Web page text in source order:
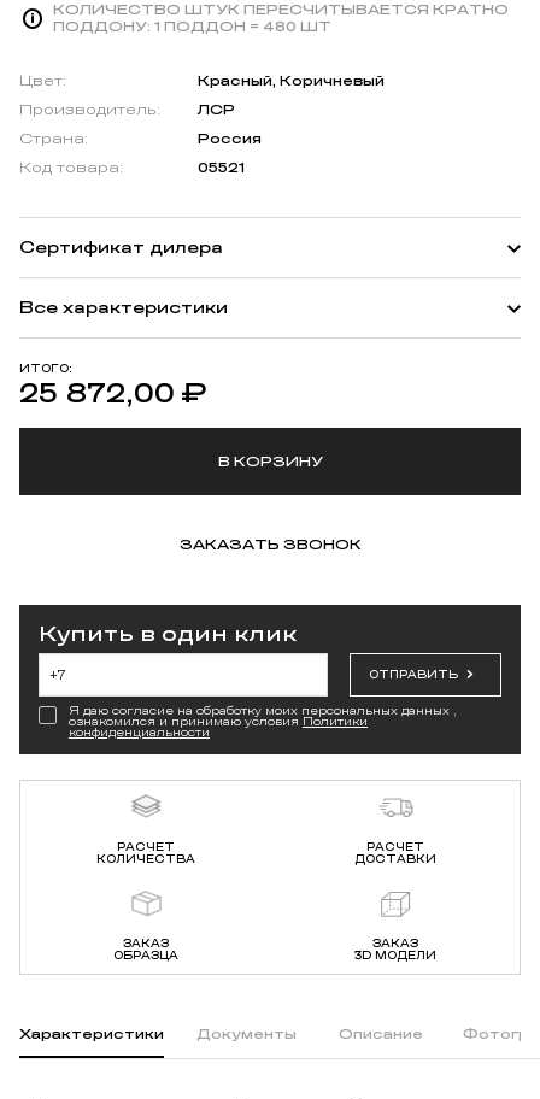
КОЛИЧЕСТВО ШТУК ПЕРЕСЧИТЫВАЕТСЯ КРАТНО
ПОДДОНУ: 1 ПОДДОН = 480 ШТ
ИТОГО:
25 872,00 ₽
В КОРЗИНУ
ЗАКАЗАТЬ ЗВОНОК
Цвет:
Красный, Коричневый
Производитель:
ЛСР
Страна:
Россия
Код товара:
05521
Все характеристики
Сертификат дилера
Купить в один клик
ОТПРАВИТЬ
Я даю согласие на обработку моих персональных данных ,
ознакомился и принимаю условия Политики
конфиденциальности
РАСЧЕТ
КОЛИЧЕСТВА
РАСЧЕТ
ДОСТАВКИ
ЗАКАЗ
ОБРАЗЦА
ЗАКАЗ
3D МОДЕЛИ
Характеристики Документы Описание